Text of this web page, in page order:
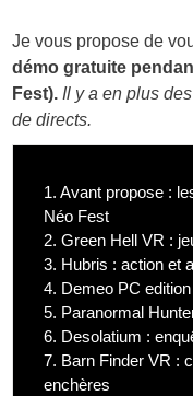
Je vous propose de
démo gratuite
Fest). Il y a en plus
de directs.
1. Avant propose :
Néo Fest
2. Green Hell VR :
3. Hubris : action et
4. Demeo PC
5. Paranormal
6. Desolatium :
7. Barn Finder VR :
enchères